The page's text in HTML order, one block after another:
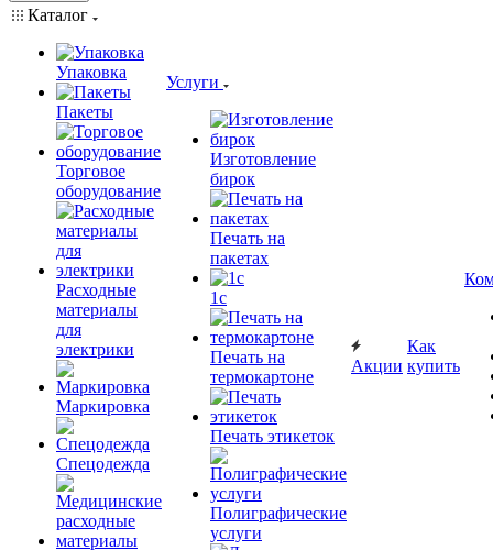
Каталог
Упаковка
Пакеты
Торговое
оборудование
Расходные
материалы
для
электрики
Маркировка
Спецодежда
Услуги
Изготовление
бирок
Печать на
пакетах
1c
Печать на
термокартоне
Печать этикеток
Полиграфические
услуги
Акции
Как
купить